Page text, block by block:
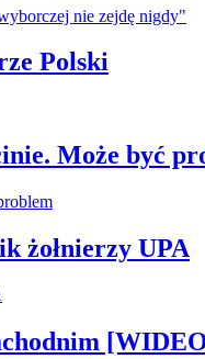
Polski
Może być
żołnierzy UPA